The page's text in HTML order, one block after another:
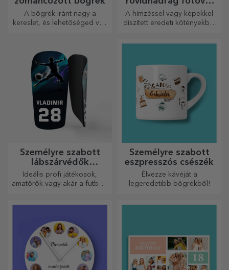
A bögrék iránt nagy a
kereslet, és lehetőséged van
mész, mert a zománcozottak
nem törnek össze.
vagy hímzéssel
A hímzéssel vagy képekkel
díszített eredeti kötényekből
Személyre szabott
lábszárvédők
futballhoz
Ideális profi játékosok,
amatőrök vagy akár a futballt
Személyre szabott
eszpresszós csészék
Élvezze kávéját a
legeredetibb bögrékből!